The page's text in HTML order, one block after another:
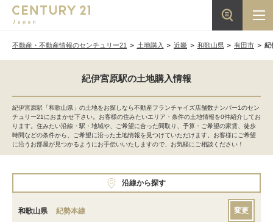
不動産・不動産情報のセンチュリー21 土地購入 近畿 和歌山県 有田市 紀
紀伊宮原駅の土地購入情報
紀伊宮原駅「和歌山県」の土地をお探しなら不動産フランチャイズ店舗数ナンバー1のセン
チュリー21におまかせ下さい。お客様の住みたいエリア・条件の土地情報を0件紹介してお
ります。住みたい沿線・駅・地域や、ご希望に合った間取り、予算・ご希望の家賃、徒歩
時間などの条件から、ご希望に沿った土地情報を見つけていただけます。お客様にご希望
に沿うお部屋が見つかるようにお手伝いいたしますので、お気軽にご相談ください！
沿線から探す
和歌山県 紀勢本線 変更